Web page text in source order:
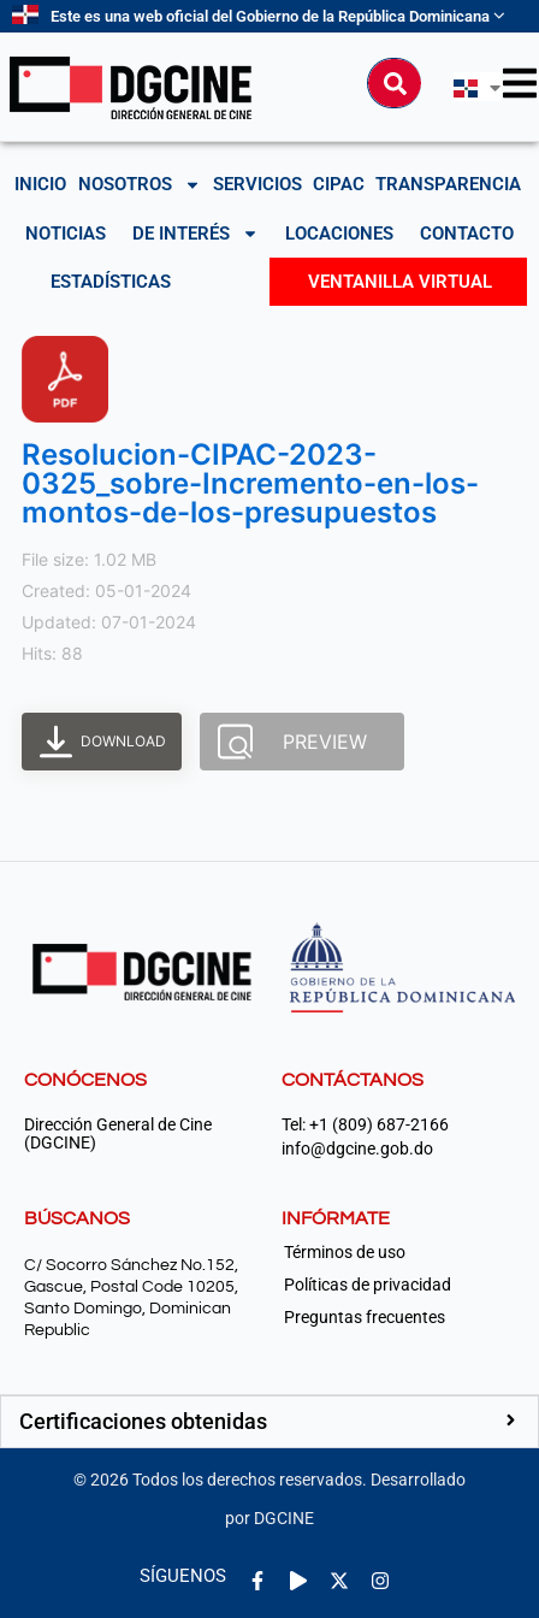
contenido
Este es una web oficial del Gobierno de la República Dominicana
Buscar
INICIO NOSOTROS SERVICIOS CIPAC TRANSPARENCIA
NOTICIAS DE INTERÉS LOCACIONES CONTACTO
ESTADÍSTICAS VENTANILLA VIRTUAL
Resolucion-CIPAC-2023-
0325_sobre-Incremento-en-los-
montos-de-los-presupuestos
File size: 1.02 MB
Created: 05-01-2024
Updated: 07-01-2024
Hits: 88
DOWNLOAD PREVIEW
CONÓCENOS
Dirección General de Cine
(DGCINE)
CONTÁCTANOS
Tel: +1 (809) 687-2166
info@dgcine.gob.do
BÚSCANOS
C/ Socorro Sánchez No.152,
Gascue, Postal Code 10205,
Santo Domingo, Dominican
Republic
INFÓRMATE
Términos de uso
Políticas de privacidad
Preguntas frecuentes
Certificaciones obtenidas
©2026Todos los derechos reservados. Desarrollado
por DGCINE
SÍGUENOS
Facebook-
f
Play Instagram